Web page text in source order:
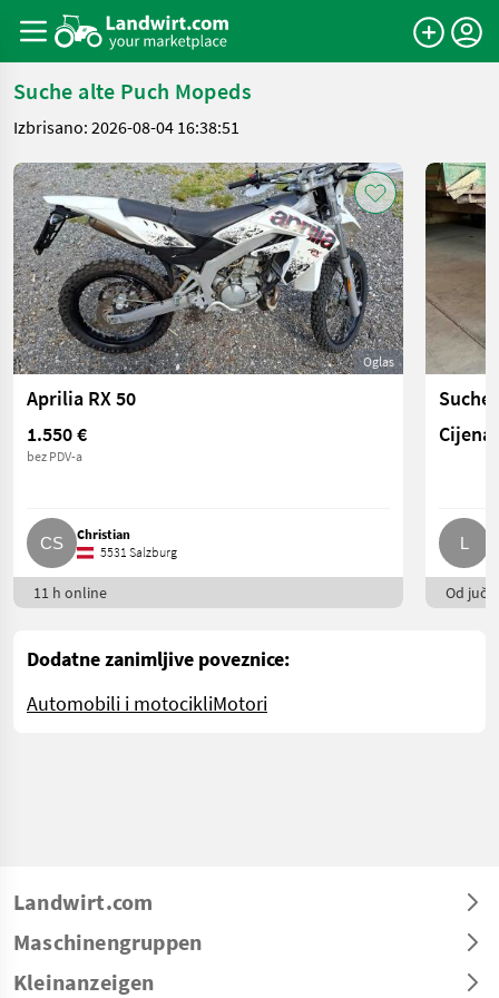
Suche alte Puch Mopeds
Izbrisano: 2026-08-04 16:38:51
Oglas
Aprilia RX 50
1.550 €
bez PDV-a
Christian
5531 Salzburg
11 h online
Suche
Od jučer
Dodatne zanimljive poveznice:
Automobili i motocikliMotori
Landwirt.com
Maschinengruppen
Kleinanzeigen